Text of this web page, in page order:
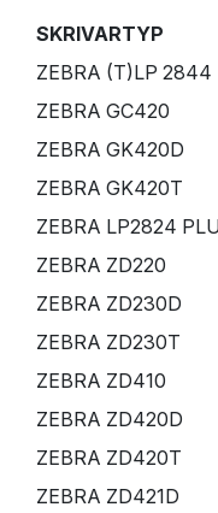
SKRIVARTYP
ZEBRA (T)LP 2844
ZEBRA GC420
ZEBRA GK420D
ZEBRA GK420T
ZEBRA LP2824
ZEBRA ZD220
ZEBRA ZD230D
ZEBRA ZD230T
ZEBRA ZD410
ZEBRA ZD420D
ZEBRA ZD420T
ZEBRA ZD421D